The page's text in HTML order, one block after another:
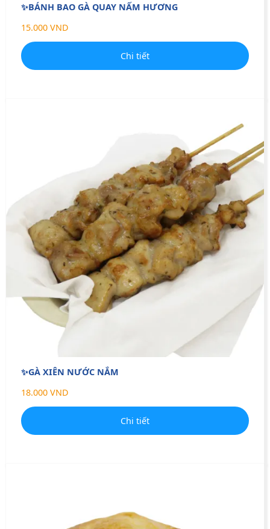
✨BÁNH BAO GÀ QUAY NẤM HƯƠNG
15.000 VND
Chi tiết
✨GÀ XIÊN NƯỚC NẮM
18.000 VND
Chi tiết